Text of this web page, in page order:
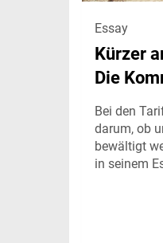
Essay
Kürzer
Die
Bei den
darum, ob
bewältigt
in seinem